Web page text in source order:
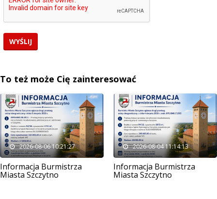
To też może Cię zainteresować
2026-08-06 10:21:27
Informacja Burmistrza
Miasta Szczytno
2026-08-04 11:14:13
Informacja Burmistrza
Miasta Szczytno